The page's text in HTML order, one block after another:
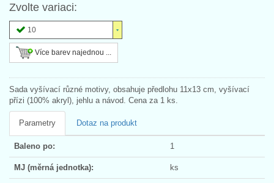
Zvolte variaci:
10
Více barev najednou ...
Sada vyšívací různé motivy, obsahuje předlohu 11x13 cm, vyšívací
přízi (100% akryl), jehlu a návod. Cena za 1 ks.
Parametry Dotaz na produkt
Baleno po: 1
MJ (měrná jednotka): ks